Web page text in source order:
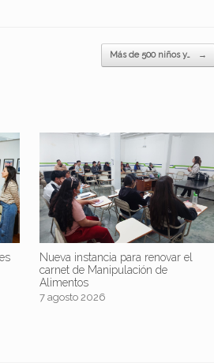
Más de 500 niños y… →
Nueva instancia para renovar el
carnet de Manipulación de
Alimentos
7 agosto 2026